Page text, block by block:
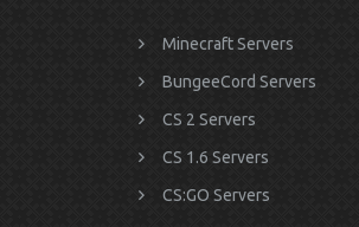
Minecraft Servers
BungeeCord Servers
CS 2 Servers
CS 1.6 Servers
CS:GO Servers